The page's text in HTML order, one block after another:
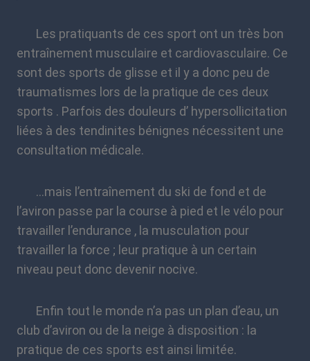
Les pratiquants de ces sport ont un très bon
entraînement musculaire et cardiovasculaire. Ce
sont des sports de glisse et il y a donc peu de
traumatismes lors de la pratique de ces deux
sports . Parfois des douleurs d’ hypersollicitation
liées à des tendinites bénignes nécessitent une
consultation médicale.
…mais l’entraînement du ski de fond et de
l’aviron passe par la course à pied et le vélo pour
travailler l’endurance , la musculation pour
travailler la force ; leur pratique à un certain
niveau peut donc devenir nocive.
Enfin tout le monde n’a pas un plan d’eau, un
club d’aviron ou de la neige à disposition : la
pratique de ces sports est ainsi limitée.